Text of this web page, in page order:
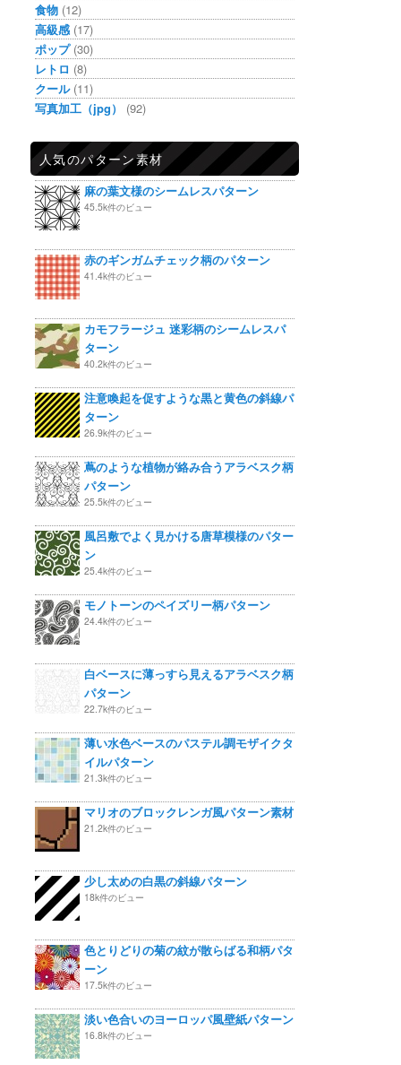
食物 (12)
高級感 (17)
ポップ(30)
レトロ (8)
クール(11)
写真加工（jpg）
(92)
人気のパターン素材
麻の葉文様のシームレスパターン
45.5k件のビュー
赤のギンガムチェック柄のパターン
41.4k件のビュー
カモフラージュ 迷彩柄のシームレスパ
ターン
40.2k件のビュー
注意喚起を促すような黒と黄色の斜線パ
ターン
26.9k件のビュー
蔦のような植物が絡み合うアラベスク柄
パターン
25.5k件のビュー
風呂敷でよく見かける唐草模様のパター
ン
25.4k件のビュー
モノトーンのペイズリー柄パターン
24.4k件のビュー
白ベースに薄っすら見えるアラベスク柄
パターン
22.7k件のビュー
薄い水色ベースのパステル調モザイクタ
イルパターン
21.3k件のビュー
マリオのブロックレンガ風パターン素材
21.2k件のビュー
少し太めの白黒の斜線パターン
18k件のビュー
色とりどりの菊の紋が散らばる和柄パタ
ーン
17.5k件のビュー
淡い色合いのヨーロッパ風壁紙パターン
16.8k件のビュー